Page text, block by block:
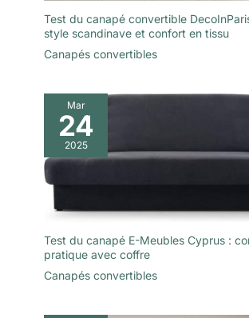
Test du canapé convertible
style scandinave et confort en tissu
Canapés convertibles
Mar
24
2025
Test du canapé E-Meubles Cyprus :
pratique avec coffre
Canapés convertibles